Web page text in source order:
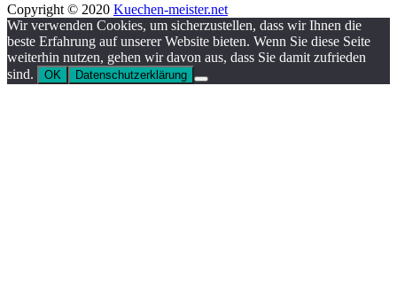
Copyright © 2020 Kuechen-meister.net
Wir verwenden Cookies, um sicherzustellen, dass wir Ihnen die
beste Erfahrung auf unserer Website bieten. Wenn Sie diese Seite
weiterhin nutzen, gehen wir davon aus, dass Sie damit zufrieden
sind.
OK Datenschutzerklärung